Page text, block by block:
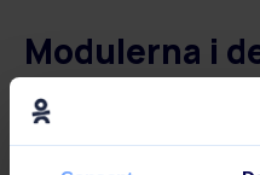
Modulerna i
Skapa en "Varför-